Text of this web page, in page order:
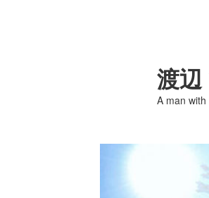
渡辺
A man with